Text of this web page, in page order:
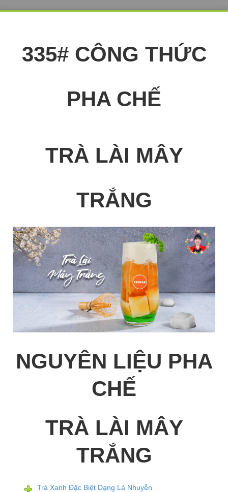
335# CÔNG THỨC
PHA CHẾ
TRÀ LÀI MÂY
TRẮNG
NGUYÊN LIỆU PHA
CHẾ
TRÀ LÀI MÂY
TRẮNG
Trà Xanh Đặc Biệt Dạng Lá Nhuyễn